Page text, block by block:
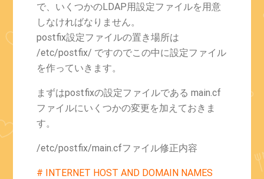
で、いくつかのLDAP用設定ファイルを用意
しなければなりません。
postfix設定ファイルの置き場所は
/etc/postfix/ ですのでこの中に設定ファイル
を作っていきます。
まずはpostfixの設定ファイルである main.cf
ファイルにいくつかの変更を加えておきま
す。
/etc/postfix/main.cfファイル修正内容
# INTERNET HOST AND DOMAIN NAMES